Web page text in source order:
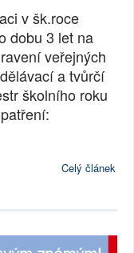
v šk.roce
dobu 3 let na
veřejných
a tvůrčí
školního roku
Celý článek